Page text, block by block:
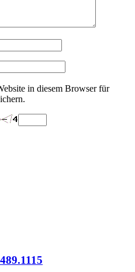
in diesem Browser für